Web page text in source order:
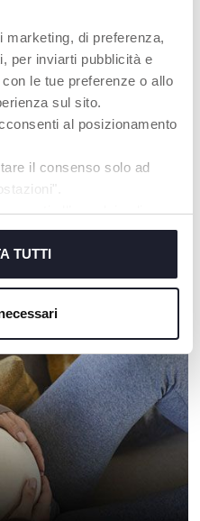
di preferenza,
per inviarti pubblicità e
le tue preferenze o allo
sul sito.
al posizionamento
il consenso solo ad
all’uso dei soli
fruire del servizio
TUTTI
+ FARBEN
Smiley Smartphone
Lernspiel Deutsch Englisch
RAT